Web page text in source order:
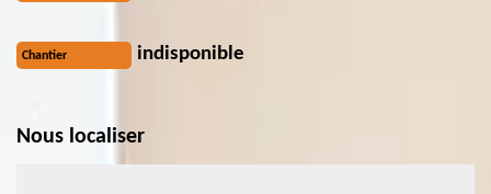
Chantier indisponible
Nous localiser